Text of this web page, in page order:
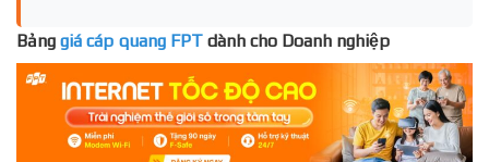
Bảng giá cáp quang FPT dành cho Doanh nghiệp